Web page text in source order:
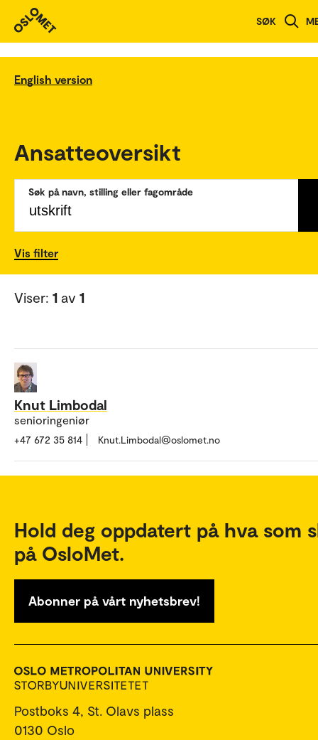
SØK
English version
Ansatteoversikt
Søk på navn, stilling eller fagområde
Vis filter
Viser: 1 av 1
Knut Limbodal
senioringeniør
+47 672 35 814 Knut.Limbodal@oslomet.no
Hold deg oppdatert på hva som
på OsloMet.
Abonner på vårt nyhetsbrev!
Postboks 4, St. Olavs plass
0130 Oslo